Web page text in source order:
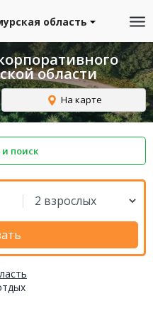
область
области
На карте
поиск район
район